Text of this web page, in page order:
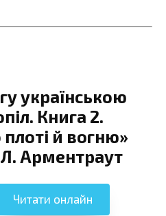
українською
Книга 2.
плоті й вогню»
Арментраут
Читати онлайн